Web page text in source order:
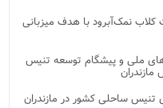
نمک‌آبرود با هدف میزبانی
ملی و پیشگام توسعه تنیس